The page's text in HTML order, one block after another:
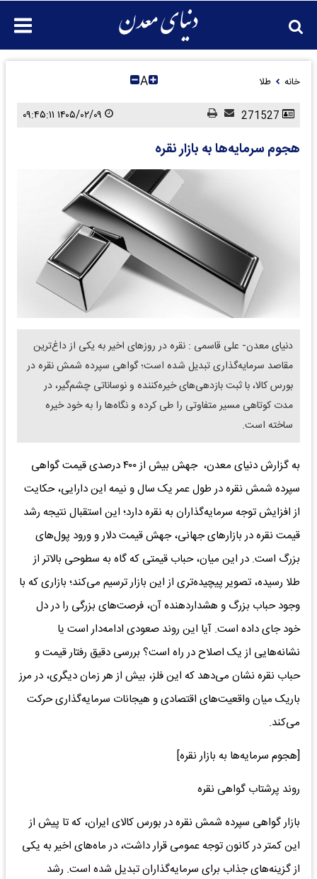
خانه طلا A
هجوم سرمایه‌ها به بازار نقره
دنیای معدن- علی قاسمی : نقره در روزهای اخیر به یکی از داغ‌ترین
مقاصد سرمایه‌گذاری تبدیل شده است؛ گواهی سپرده شمش نقره در
بورس کالا، با ثبت بازدهی‌های خیره‌کننده و نوساناتی چشم‌گیر، در
مدت کوتاهی مسیر متفاوتی را طی کرده و نگاه‌ها را به خود خیره
ساخته است.
به گزارش دنیای معدن، جهش بیش از ۴۰۰ درصدی قیمت گواهی
سپرده شمش نقره در طول عمر یک سال و نیمه این دارایی، حکایت
از افزایش توجه سرمایه‌گذاران به نقره دارد؛ این استقبال نتیجه رشد
قیمت نقره در بازارهای جهانی، جهش قیمت دلار و ورود پول‌های
بزرگ است. در این میان، حباب قیمتی که گاه به سطوحی بالاتر از
طلا رسیده، تصویر پیچیده‌تری از این بازار ترسیم می‌کند؛ بازاری که با
وجود حباب بزرگ و هشداردهنده آن، فرصت‌های بزرگی را در دل
خود جای داده است. آیا این روند صعودی ادامه‌دار است یا
نشانه‌هایی از یک اصلاح در راه است؟ بررسی دقیق رفتار قیمت و
حباب نقره نشان می‌دهد که این فلز، بیش از هر زمان دیگری، در مرز
باریک میان واقعیت‌های اقتصادی و هیجانات سرمایه‌گذاری حرکت
می‌کند.
[هجوم سرمایه‌ها به بازار نقره]
روند پرشتاب گواهی نقره
بازار گواهی سپرده شمش نقره در بورس کالای ایران، که تا پیش از
این کمتر در کانون توجه عمومی قرار داشت، در ماه‌های اخیر به یکی
از گزینه‌های جذاب برای سرمایه‌گذاران تبدیل شده است. رشد